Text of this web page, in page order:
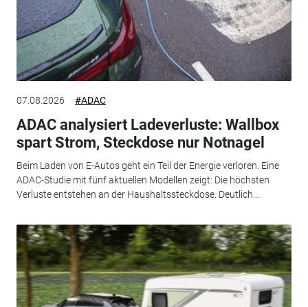
07.08.2026 #ADAC
ADAC analysiert Ladeverluste: Wallbox
spart Strom, Steckdose nur Notnagel
Beim Laden von E-Autos geht ein Teil der Energie verloren. Eine
ADAC-Studie mit fünf aktuellen Modellen zeigt: Die höchsten
Verluste entstehen an der Haushaltssteckdose. Deutlich...